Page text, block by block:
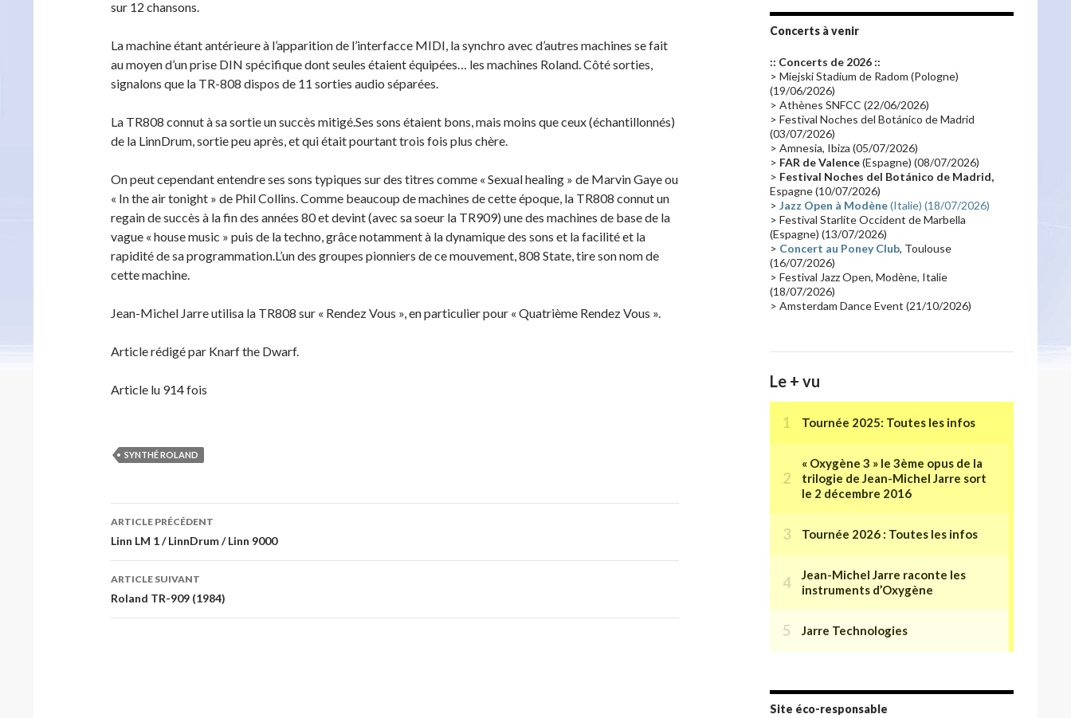
sur 12 chansons.
La machine étant antérieure à l’apparition de l’interfacce MIDI, la synchro avec d’autres machines se fait
au moyen d’un prise DIN spécifique dont seules étaient équipées… les machines Roland. Côté sorties,
signalons que la TR-808 dispos de 11 sorties audio séparées.
La TR808 connut à sa sortie un succès mitigé.Ses sons étaient bons, mais moins que ceux (échantillonnés)
de la LinnDrum, sortie peu après, et qui était pourtant trois fois plus chère.
On peut cependant entendre ses sons typiques sur des titres comme « Sexual healing » de Marvin Gaye ou
« In the air tonight » de Phil Collins. Comme beaucoup de machines de cette époque, la TR808 connut un
regain de succès à la fin des années 80 et devint (avec sa soeur la TR909) une des machines de base de la
vague « house music » puis de la techno, grâce notamment à la dynamique des sons et la facilité et la
rapidité de sa programmation.L’un des groupes pionniers de ce mouvement, 808 State, tire son nom de
cette machine.
Jean-Michel Jarre utilisa la TR808 sur « Rendez Vous », en particulier pour « Quatrième Rendez Vous ».
Article rédigé par Knarf the Dwarf.
Article lu 914 fois
SYNTHÉ ROLAND
Navigation
des
articles
ARTICLE PRÉCÉDENT
Linn LM 1 / LinnDrum / Linn 9000
ARTICLE SUIVANT
Roland TR-909 (1984)
Promo 2019
Emissions 2010 Disques rares
Synthé 70's(20)
Claviériste(19) Groupe de Recherche Musicale
France 2 (18)
Critique(17) Coffret(17) Chronologie(16)
Passages radio(16)
Synthé 80's(16) Les concerts en Chine (16)
Cinéma(16) Houston
Synthé Roland Belgique
Récompense(14) Collaborations 70's(14)
Astronomie(14) France Inter(14)
Concerts à venir
:: Concerts de 2026 ::
> Miejski Stadium de Radom (Pologne)
(19/06/2026)
> Athènes SNFCC (22/06/2026)
> Festival Noches del Botánico de Madrid
(03/07/2026)
> Amnesia, Ibiza (05/07/2026)
> FAR de Valence(Espagne) (08/07/2026)
> Festival Noches del Botánico de Madrid,
Espagne (10/07/2026)
> Jazz Open à Modène(Italie) (18/07/2026)
> Festival Starlite Occident de Marbella
(Espagne) (13/07/2026)
> Concert au Poney Club, Toulouse
(16/07/2026)
> Festival Jazz Open, Modène, Italie
(18/07/2026)
> Amsterdam Dance Event (21/10/2026)
Le + vu
Site éco-responsable